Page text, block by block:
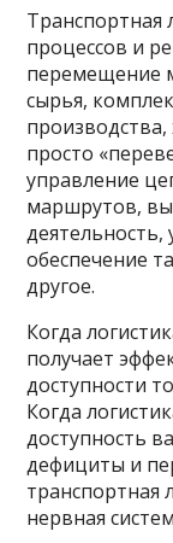
Транспортная
процессов и
перемещение
сырья,
просто
управление
маршрутов,
обеспечение
другое.
Когда
получает
доступности
Когда
доступность
дефициты и
транспортная
нервная